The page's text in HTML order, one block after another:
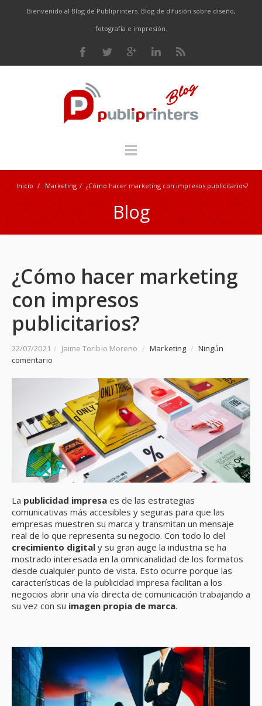
Bienvenido al Blog de Publiprinters. Blog de difusión sobre diseño,
fotografía e impresión.
Inicio / Marketing / ¿Cómo hacer marketing con impresos publicitarios?
Blog
¿Cómo hacer marketing
con impresos
publicitarios?
22/07/2021 / Jaime Toribio Moreno / Marketing / Ningún
comentario
La publicidad impresa es de las estrategias
comunicativas más accesibles y seguras para que las
empresas muestren su marca y transmitan un mensaje
real de lo que representa su negocio. Con todo lo del
crecimiento digital y su gran auge la industria se ha
mostrado interesada en la omnicanalidad de los formatos
desde cualquier punto de vista. Esto ocurre porque las
características de la publicidad impresa facilitan a los
negocios abrir una vía directa de comunicación trabajando a
su vez con su imagen propia de marca.